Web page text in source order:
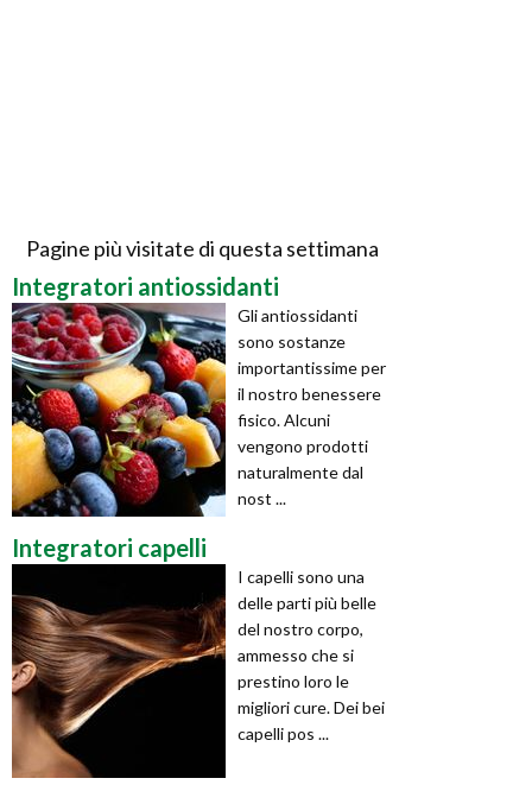
Pagine più visitate di questa settimana
Integratori antiossidanti
Gli antiossidanti
sono sostanze
importantissime per
il nostro benessere
fisico. Alcuni
vengono prodotti
naturalmente dal
nost ...
Integratori capelli
I capelli sono una
delle parti più belle
del nostro corpo,
ammesso che si
prestino loro le
migliori cure. Dei bei
capelli pos ...